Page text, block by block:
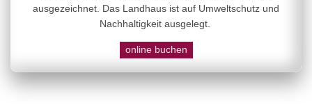
ausgezeichnet. Das Landhaus ist auf Umweltschutz und
Nachhaltigkeit ausgelegt.
online buchen